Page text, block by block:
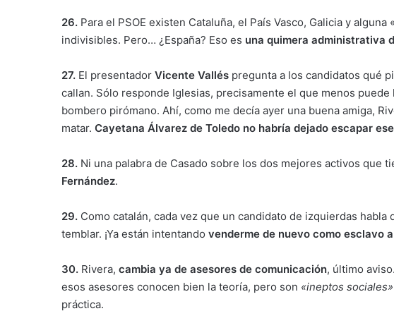
26. Para el PSOE existen Cataluña, el País Vasco, Galicia y
indivisibles. Pero… ¿España? Eso es una quimera administrativa
27. El presentador Vicente Vallés pregunta a los candidatos qué
callan. Sólo responde Iglesias, precisamente el que menos
bombero pirómano. Ahí, como me decía ayer una buena amiga,
matar. Cayetana Álvarez de Toledo no habría dejado escapar
28. Ni una palabra de Casado sobre los dos mejores activos que
Fernández.
29. Como catalán, cada vez que un candidato de izquierdas habla
temblar. ¡Ya están intentando venderme de nuevo como esclavo
30. Rivera, cambia ya de asesores de comunicación, último
esos asesores conocen bien la teoría, pero son «ineptos sociales»
práctica.